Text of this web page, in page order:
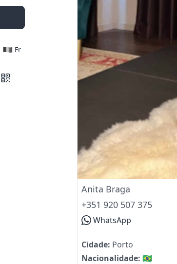
Fr
Anita Braga
+351 920 507 375
WhatsApp
Cidade: Porto
Nacionalidade: 🇧🇷